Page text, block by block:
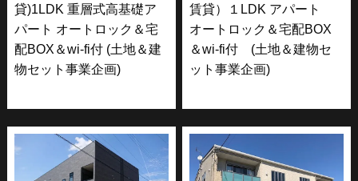
貸)1LDK 重層式高基礎ア
パート オートロック＆宅
配BOX＆wi-fi付 (土地＆建
物セット事業企画)
賃貸）１LDK アパート
オートロック＆宅配BOX
＆wi-fi付 (土地＆建物セ
ット事業企画)